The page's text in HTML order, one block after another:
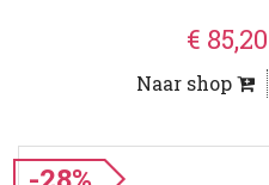
€ 85,20
Naar shop